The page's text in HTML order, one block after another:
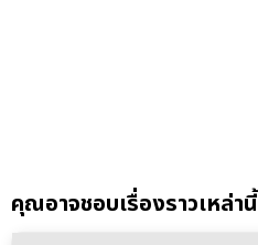
คุณอาจชอบเรื่องราวเหล่านี้